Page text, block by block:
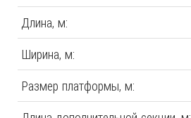
Длина, м:
Ширина, м:
Размер платформы, м: